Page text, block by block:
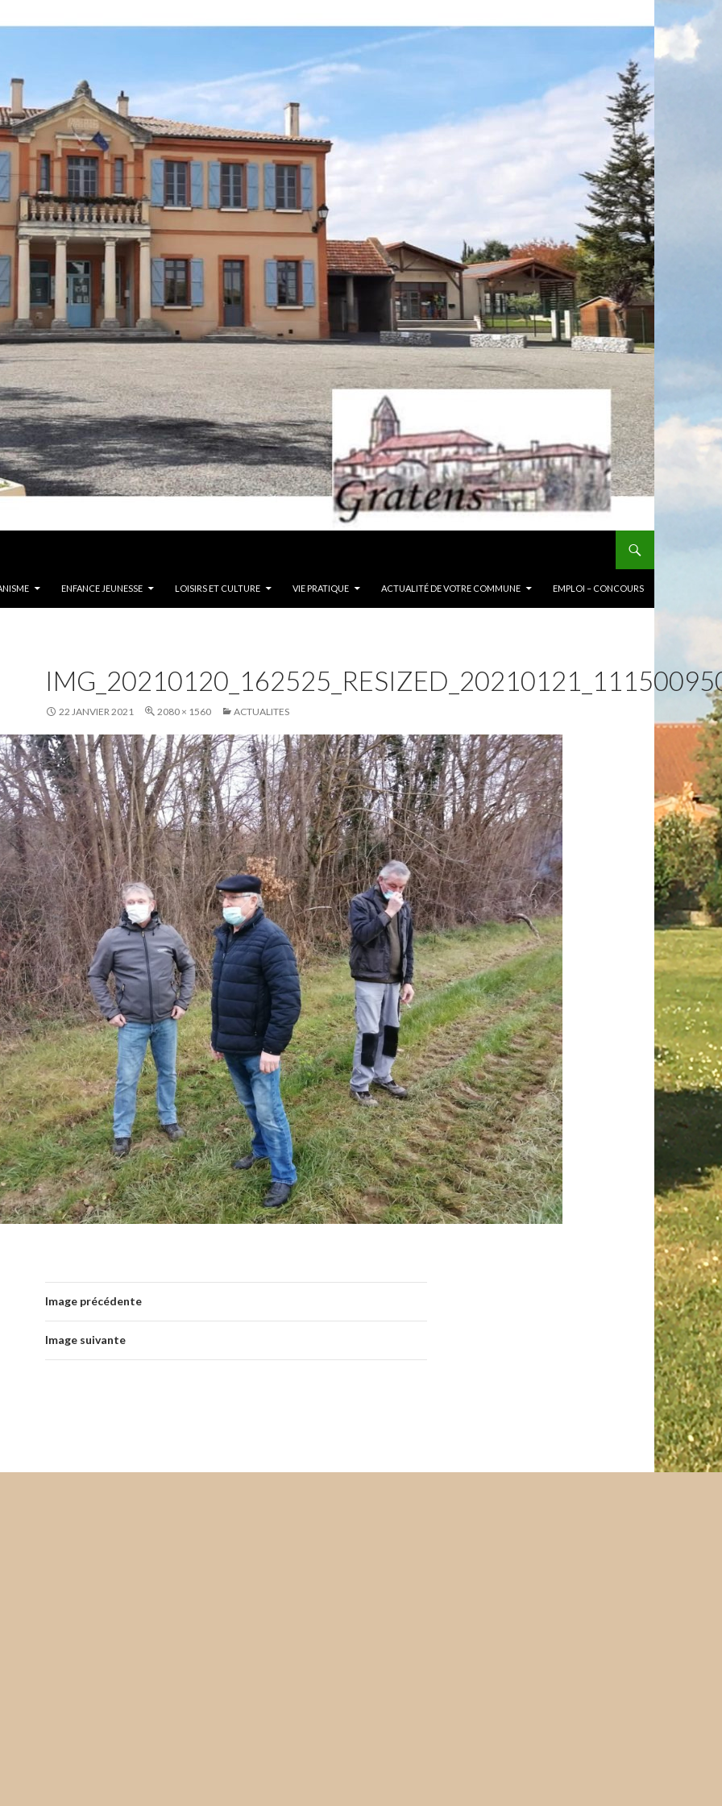
ENFANCE JEUNESSE LOISIRS ET CULTURE VIE PRATIQUE ACTUALITÉ DE VOTRE COMMUNE EMPLOI – CONCOURS
22 JANVIER 2021 2080 × 1560 ACTUALITES
Image précédente
Image suivante